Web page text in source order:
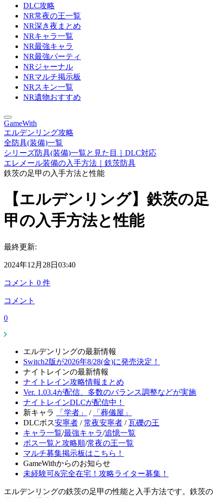
DLC攻略
NR常夜の王一覧
NR深き夜まとめ
NRキャラ一覧
NR最強キャラ
NR最強パーティ
NRジャーナル
NRマルチ掲示板
NRスキン一覧
NR遺物おすすめ
GameWith
エルデンリング攻略
全防具(装備)一覧
シリーズ防具(装備)一覧と見た目｜DLC対応
エレメール装備の入手方法｜鉄茨防具
鉄茨の足甲の入手方法と性能
【エルデンリング】鉄茨の足
甲の入手方法と性能
最終更新:
2024年12月28日03:40
コメント 0 件
コメント
0
エルデンリングの最新情報
Switch2版が2026年8/28(金)に発売決定！
ナイトレインの最新情報
ナイトレイン攻略情報まとめ
Ver. 1.03.4が配信、多数のバランス調整などが実施
ナイトレインDLCが配信中！
新キャラ
「学者」 /
「葬儀屋」
DLCボス安寧者 /常夜安寧者 /瓦礫の王
キャラ一覧/最強キャラ/追憶一覧
ボス一覧と攻略順/常夜の王一覧
マルチ募集掲示板はこちら！
GameWithからのお知らせ
未経験可&完全在宅！攻略ライター募集！
エルデンリングの鉄茨の足甲の性能と入手方法です。鉄茨の